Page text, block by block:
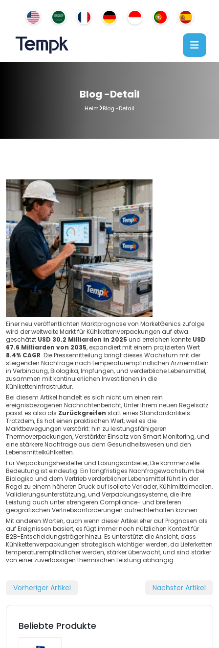
Blog -Detail
Heim Blog -Detail
Einer neu veröffentlichten Marktprognose von MarketGenics zufolge
wird der weltweite Markt für Kühlkettenverpackungen auf etwa
geschätzt USD 30.2 Milliarden in 2025 und erreichen konnte USD
67.6 Milliarden von 2035, expandiert mit einem projizierten Wert
8.4% CAGR. Die Pressemitteilung bringt dieses Wachstum mit der
steigenden Nachfrage nach temperaturempfindlichen Arzneimitteln
in Verbindung, Biologika, Impfungen, und verderbliche Lebensmittel,
zusammen mit kontinuierlichen Investitionen in die
Kühlketteninfrastruktur.
Bei diesem Artikel handelt es sich nicht um einen rein
ereignisbezogenen Nachrichtenbericht, Unter Ihrem neuen Regelsatz
passt es also als Zurückgreifen statt eines Standardartikels.
Trotzdem, Es hat einen praktischen Wert, weil es die
Marktbewegungen verstärkt: hin zu leistungsfähigeren
Thermoverpackungen, Verstärkter Einsatz von Smart Monitoring, und
eine stärkere Nachfrage aus dem Gesundheitswesen und den
Lebensmittelkühlketten.
Für Verpackungshersteller und Lösungsanbieter, Die kommerzielle
Bedeutung ist eindeutig. Ein langfristiges Nachfragewachstum bei
Biologika und dem Vertrieb verderblicher Lebensmittel führt in der
Regel zu einem höheren Druck auf isolierte Verlader, Kühlmittelmedien,
Validierungsunterstützung, und Verpackungssysteme, die ihre
Leistung auch unter strengeren Compliance- und breiteren
geografischen Vertriebsanforderungen aufrechterhalten können.
Mit anderen Worten, auch wenn dieser Artikel eher auf Prognosen als
auf Ereignissen basiert, es fügt immer noch nützlichen Kontext für
B2B-Entscheidungsträger hinzu. Es unterstützt die Ansicht, dass
Kühlkettenverpackungen strategisch wichtiger werden, da Lieferketten
temperaturempfindlicher werden, stärker überwacht, und sind stärker
von einer zuverlässigen thermischen Leistung abhängig
Vorheriger Artikel Nächster Artikel
Beliebte Produkte